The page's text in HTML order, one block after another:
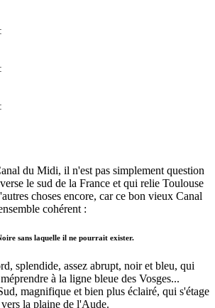
du Midi, il n'est pas simplement question
le sud de la France et qui relie Toulouse
choses encore, car ce bon vieux Canal
cohérent :
sans laquelle il ne pourrait exister.
splendide, assez abrupt, noir et bleu, qui
à la ligne bleue des Vosges...
magnifique et bien plus éclairé, qui s'étage
la plaine de l'Aude.